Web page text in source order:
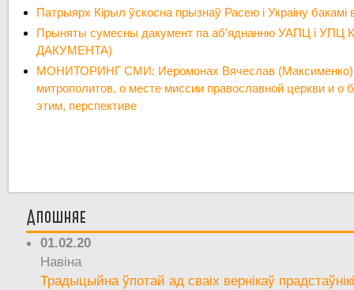
Патрыярх Кірыл ўскосна прызнаў Расею і Украіну бакамі
Прыняты сумесны дакумент па аб'яднанню УАПЦ і УПЦ
ДАКУМЕНТА)
МОНИТОРИНГ СМИ: Иеромонах Вячеслав (Максименко):
митрополитов, о месте миссии православной церкви и о
этим, перспективе
Апошняе
01.02.20
Навіна
Традыцыйна ўпотай ад сваіх вернікаў